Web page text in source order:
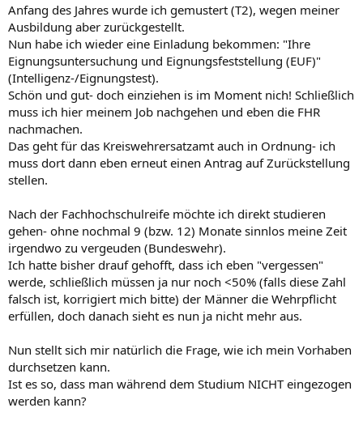
Anfang des Jahres wurde ich gemustert (T2), wegen meiner
Ausbildung aber zurückgestellt.
Nun habe ich wieder eine Einladung bekommen: "Ihre
Eignungsuntersuchung und Eignungsfeststellung (EUF)"
(Intelligenz-/Eignungstest).
Schön und gut- doch einziehen is im Moment nich! Schließlich
muss ich hier meinem Job nachgehen und eben die FHR
nachmachen.
Das geht für das Kreiswehrersatzamt auch in Ordnung- ich
muss dort dann eben erneut einen Antrag auf Zurückstellung
stellen.
Nach der Fachhochschulreife möchte ich direkt studieren
gehen- ohne nochmal 9 (bzw. 12) Monate sinnlos meine Zeit
irgendwo zu vergeuden (Bundeswehr).
Ich hatte bisher drauf gehofft, dass ich eben "vergessen"
werde, schließlich müssen ja nur noch <50% (falls diese Zahl
falsch ist, korrigiert mich bitte) der Männer die Wehrpflicht
erfüllen, doch danach sieht es nun ja nicht mehr aus.
Nun stellt sich mir natürlich die Frage, wie ich mein Vorhaben
durchsetzen kann.
Ist es so, dass man während dem Studium NICHT eingezogen
werden kann?